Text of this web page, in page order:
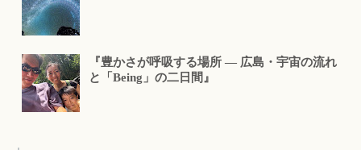
『豊かさが呼吸する場所 ― 広島・宇宙の流れ
と「Being」の二日間』